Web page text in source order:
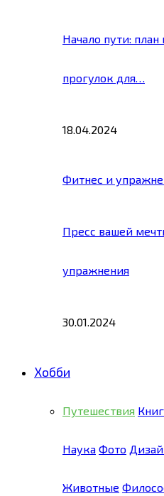
Начало пути:
прогулок для…
18.04.2024
Фитнес и
Пресс вашей
упражнения
30.01.2024
Хобби
Путешествия
Наука Фото
Животные